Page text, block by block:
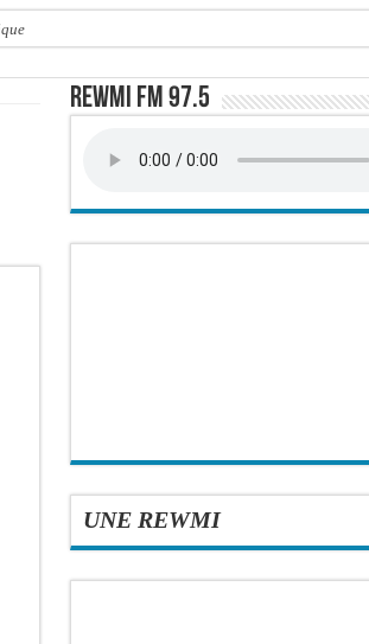
matériels sanitaire octroyé
global de 220,71 milliards de francs CFA
Rewmi FM 97.5
UNE REWMI